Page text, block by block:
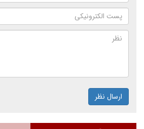
ارسال نظر